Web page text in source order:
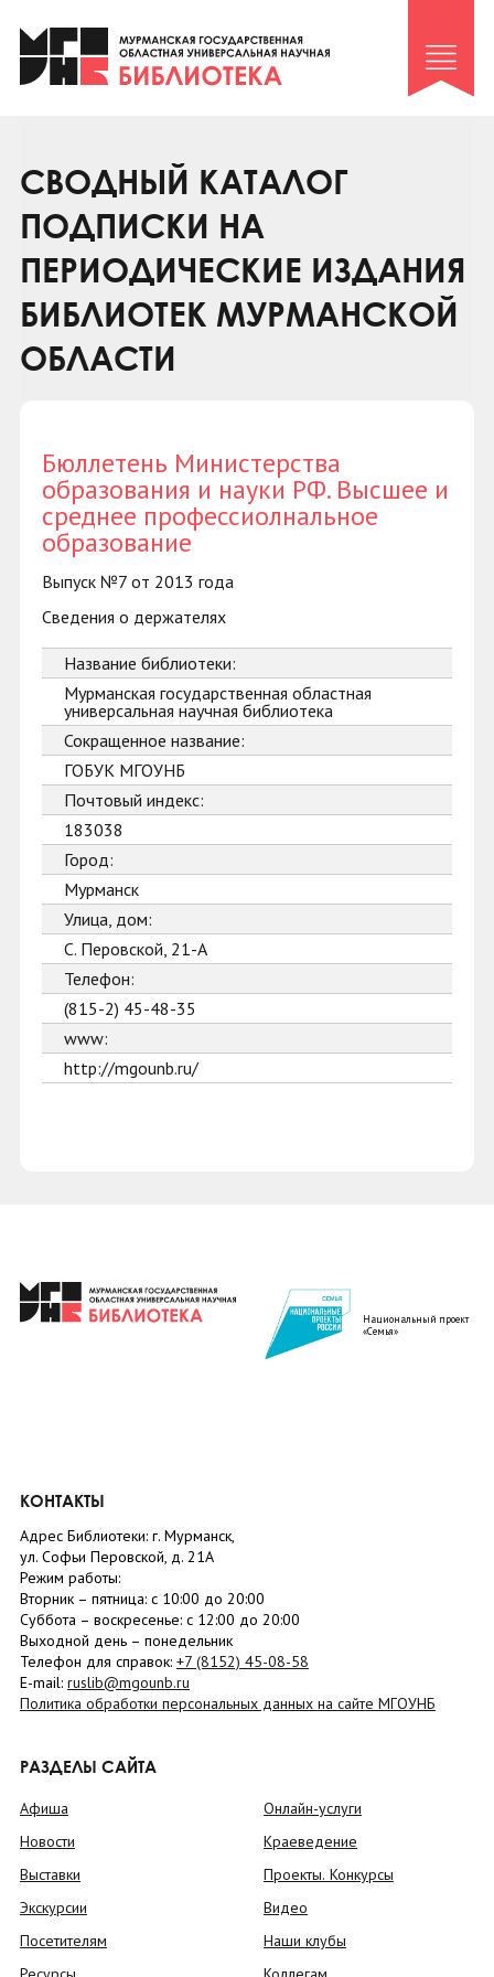
Клуб «Гиря и сельдерей»
Клуб «Семейный архив»
Коллегам
Контакты
СВОДНЫЙ КАТАЛОГ
ПОДПИСКИ НА
ПЕРИОДИЧЕСКИЕ ИЗДАНИЯ
БИБЛИОТЕК МУРМАНСКОЙ
ОБЛАСТИ
Бюллетень Министерства
образования и науки РФ. Высшее и
среднее профессиолнальное
образование
Выпуск №7 от 2013 года
Сведения о держателях
Название библиотеки:
Мурманская государственная областная
универсальная научная библиотека
Сокращенное название:
ГОБУК МГОУНБ
Почтовый индекс:
183038
Город:
Мурманск
Улица, дом:
С. Перовской, 21-А
Телефон:
(815-2) 45-48-35
www:
http://mgounb.ru/
Национальный проект
«Семья»
КОНТАКТЫ
Адрес Библиотеки: г. Мурманск,
ул. Софьи Перовской, д. 21А
Режим работы:
Вторник – пятница: с 10:00 до 20:00
Суббота – воскресенье: c 12:00 до 20:00
Выходной день – понедельник
Телефон для справок: +7 (8152) 45-08-58
E-mail: ruslib@mgounb.ru
Политика обработки персональных данных на сайте МГОУНБ
РАЗДЕЛЫ САЙТА
Афиша
Новости
Выставки
Экскурсии
Посетителям
Онлайн-услуги
Краеведение
Проекты. Конкурсы
Видео
Наши клубы